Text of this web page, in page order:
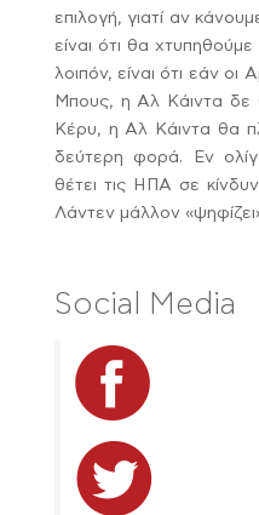
επιλογή, γιατί αν
είναι ότι θα
λοιπόν, είναι ότι εάν οι
Μπους, η Αλ Κάιντα δε
Κέρυ, η Αλ Κάιντα θα
δεύτερη φορά. Εν
θέτει τις ΗΠΑ σε
Λάντεν μάλλον
Social Media